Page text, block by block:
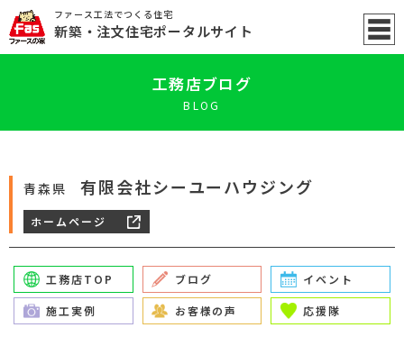
ファース工法でつくる住宅
新築 ・注文住宅ポータルサイト
工務店ブログ
BLOG
青森県 有限会社シーユーハウジング
ホームページ
工務店TOP ブログ イベント
施工実例 お客様の声 応援隊